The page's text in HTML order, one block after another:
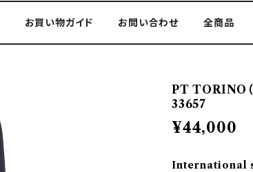
お買い物ガイド お問い合わせ 全商品
PT TORINO（
33657
¥44,000
International